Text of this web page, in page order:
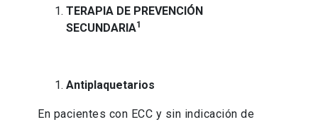
TERAPIA DE PREVENCIÓN
SECUNDARIA1
Antiplaquetarios
En pacientes con ECC y sin indicación de